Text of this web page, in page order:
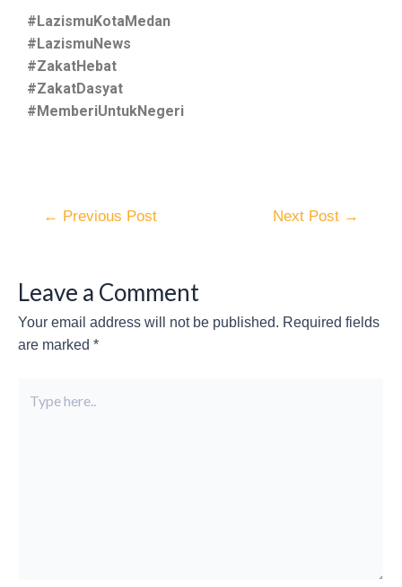
#LazismuKotaMedan
#LazismuNews
#ZakatHebat
#ZakatDasyat
#MemberiUntukNegeri
← Previous Post Next Post →
Leave a Comment
Your email address will not be published. Required fields
are marked *
here..